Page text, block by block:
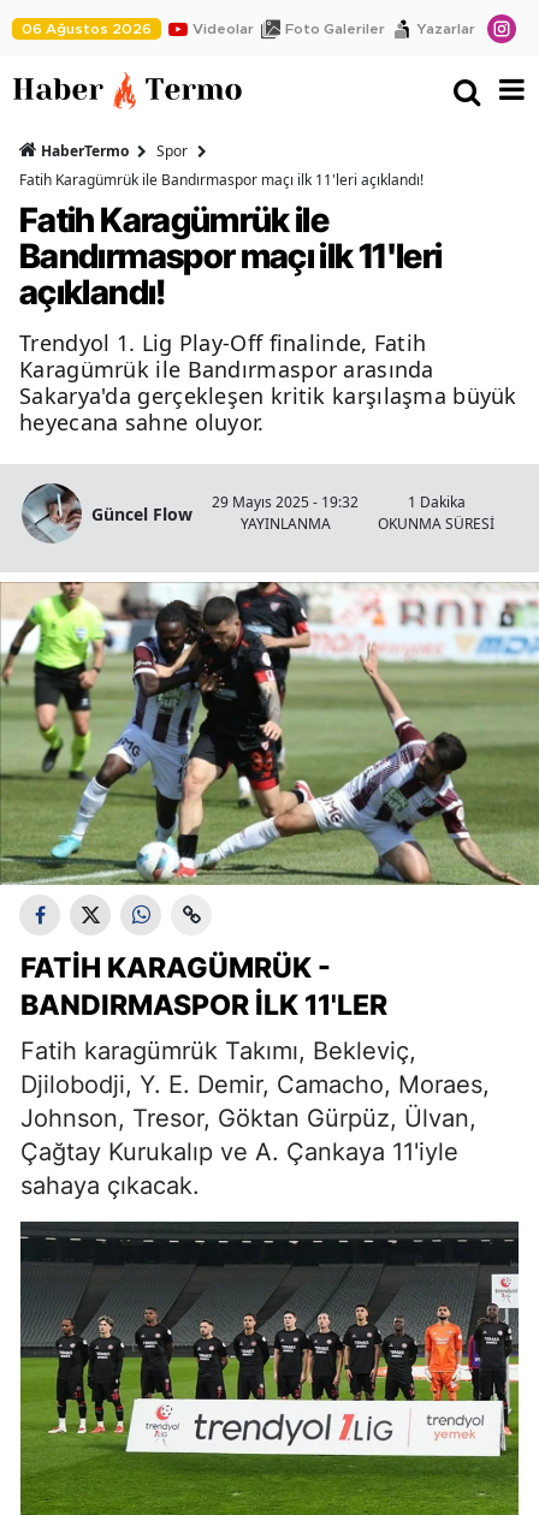
06 Ağustos 2026 Videolar Foto Galeriler Yazarlar
HaberTermo
Spor
Fatih Karagümrük ile Bandırmaspor maçı ilk 11'leri açıklandı!
Fatih Karagümrük ile
Bandırmaspor maçı ilk 11'leri
açıklandı!
Trendyol 1. Lig Play-Off finalinde, Fatih
Karagümrük ile Bandırmaspor arasında
Sakarya'da gerçekleşen kritik karşılaşma büyük
heyecana sahne oluyor.
Güncel Flow
29 Mayıs 2025 - 19:32
YAYINLANMA
1 Dakika
OKUNMA SÜRESİ
FATİH KARAGÜMRÜK -
BANDIRMASPOR İLK 11'LER
Fatih karagümrük Takımı, Bekleviç,
Djilobodji, Y. E. Demir, Camacho, Moraes,
Johnson, Tresor, Göktan Gürpüz, Ülvan,
Çağtay Kurukalıp ve A. Çankaya 11'iyle
sahaya çıkacak.